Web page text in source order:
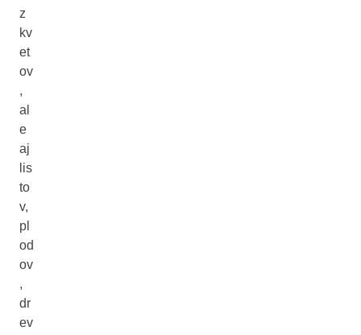
z
kv
et
ov
,
al
e
aj
lis
to
v,
pl
od
ov
,
dr
ev